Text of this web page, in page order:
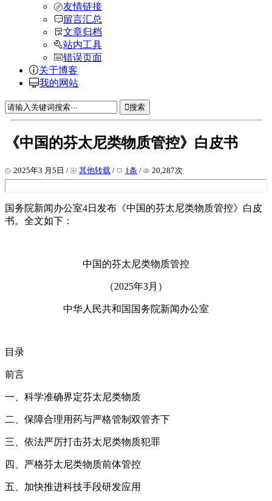
友情链接
留言汇总
文章归档
站内工具
错误页面
关于博客
我的网站
搜索
《中国的芬太尼类物质管控》白皮书
2025年3 月5日 / 其他转载 / 1条 / 20,287次
国务院新闻办公室4日发布《中国的芬太尼类物质管控》白皮
书。全文如下：
中国的芬太尼类物质管控
（2025年3月）
中华人民共和国国务院新闻办公室
目录
前言
一、科学准确界定芬太尼类物质
二、保障合理用药与严格管制双管齐下
三、依法严厉打击芬太尼类物质犯罪
四、严格芬太尼类物质前体管控
五、加快推进科技手段研发应用